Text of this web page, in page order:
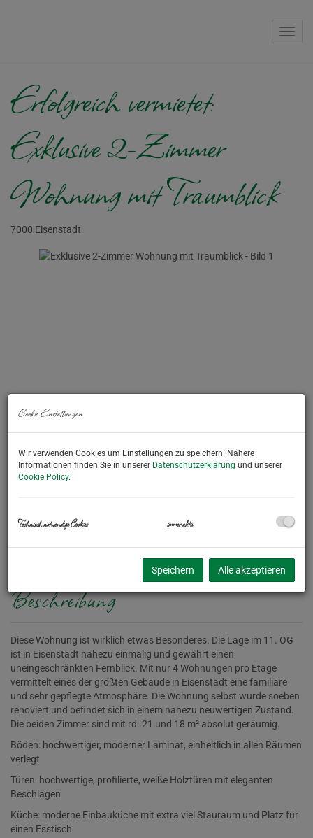
Erfolgreich vermietet:
Exklusive 2-Zimmer
Wohnung mit Traumblick
7000 Eisenstadt
Beschreibung
Diese Wohnung ist wirklich etwas Besonderes. Die Lage im 11. OG
ist in Eisenstadt nahezu einmalig und gewährt einen
uneingeschränkten Fernblick. Mit nur 4 Wohnungen pro Etage
vermittelt eines der größten Gebäude in Eisenstadt eine familiäre
und sehr gepflegte Atmosphäre. Die Wohnung selbst wurde soeben
renoviert und befindet sich in einem nahezu neuwertigen Zustand.
Die beiden Zimmer sind mit rd. 21 und 18 m² absolut geräumig.
Böden: hochwertiger, moderner Laminat, einheitlich in allen Räumen
verlegt
Türen: hochwertige, profilierte, weiße Holztüren mit eleganten
Beschlägen
Küche: moderne Einbauküche mit extra viel Stauraum und Platz für
einen Esstisch
Cookie Einstellungen
Wir verwenden Cookies um Einstellungen zu speichern. Nähere
Informationen finden Sie in unserer Datenschutzerklärung und unserer
Cookie Policy.
Technisch notwendige Cookies immer aktiv
Speichern Alle akzeptieren